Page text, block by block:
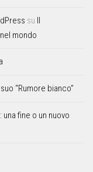
su Il
mondo
“Rumore bianco”
fine o un nuovo